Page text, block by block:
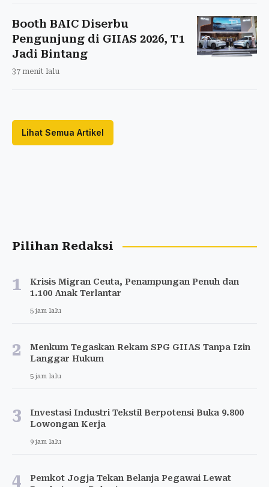
Booth BAIC Diserbu
Pengunjung di GIIAS 2026, T1
Jadi Bintang
37 menit lalu
Lihat Semua Artikel
Pilihan Redaksi
1
Krisis Migran Ceuta, Penampungan Penuh dan
1.100 Anak Terlantar
5 jam lalu
2
Menkum Tegaskan Rekam SPG GIIAS Tanpa Izin
Langgar Hukum
5 jam lalu
3
Investasi Industri Tekstil Berpotensi Buka 9.800
Lowongan Kerja
9 jam lalu
4
Pemkot Jogja Tekan Belanja Pegawai Lewat